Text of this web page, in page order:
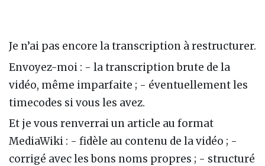
Je n’ai pas encore la transcription à restructurer.
Envoyez-moi : - la transcription brute de la
vidéo, même imparfaite ; - éventuellement les
timecodes si vous les avez.
Et je vous renverrai un article au format
MediaWiki : - fidèle au contenu de la vidéo ; -
corrigé avec les bons noms propres ; - structuré